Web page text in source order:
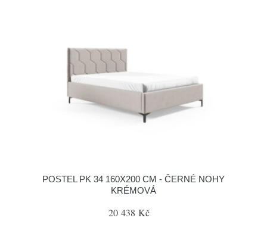
POSTEL PK 34 160X200 CM - ČERNÉ NOHY
KRÉMOVÁ
20 438 Kč